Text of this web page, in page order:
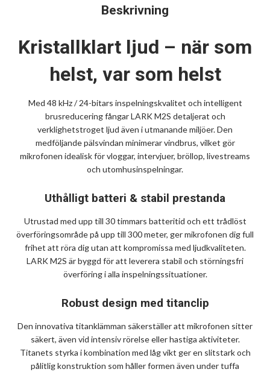
Beskrivning
Kristallklart ljud – när som
helst, var som helst
Med 48 kHz / 24-bitars inspelningskvalitet och intelligent
brusreducering fångar LARK M2S detaljerat och
verklighetstroget ljud även i utmanande miljöer. Den
medföljande pälsvindan minimerar vindbrus, vilket gör
mikrofonen idealisk för vloggar, intervjuer, bröllop, livestreams
och utomhusinspelningar.
Uthålligt batteri & stabil prestanda
Utrustad med upp till 30 timmars batteritid och ett trådlöst
överföringsområde på upp till 300 meter, ger mikrofonen dig full
frihet att röra dig utan att kompromissa med ljudkvaliteten.
LARK M2S är byggd för att leverera stabil och störningsfri
överföring i alla inspelningssituationer.
Robust design med titanclip
Den innovativa titanklämman säkerställer att mikrofonen sitter
säkert, även vid intensiv rörelse eller hastiga aktiviteter.
Titanets styrka i kombination med låg vikt ger en slitstark och
pålitlig konstruktion som håller formen även under tuffa